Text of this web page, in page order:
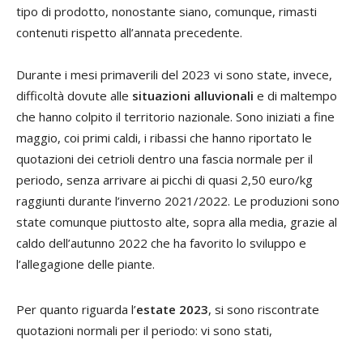
tipo di prodotto, nonostante siano, comunque, rimasti
contenuti rispetto all’annata precedente.
Durante i mesi primaverili del 2023 vi sono state, invece,
difficoltà dovute alle situazioni alluvionali e di maltempo
che hanno colpito il territorio nazionale. Sono iniziati a fine
maggio, coi primi caldi, i ribassi che hanno riportato le
quotazioni dei cetrioli dentro una fascia normale per il
periodo, senza arrivare ai picchi di quasi 2,50 euro/kg
raggiunti durante l’inverno 2021/2022. Le produzioni sono
state comunque piuttosto alte, sopra alla media, grazie al
caldo dell’autunno 2022 che ha favorito lo sviluppo e
l’allegagione delle piante.
Per quanto riguarda l’estate 2023, si sono riscontrate
quotazioni normali per il periodo: vi sono stati,